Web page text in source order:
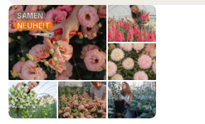
SAMEN
NEUHEIT